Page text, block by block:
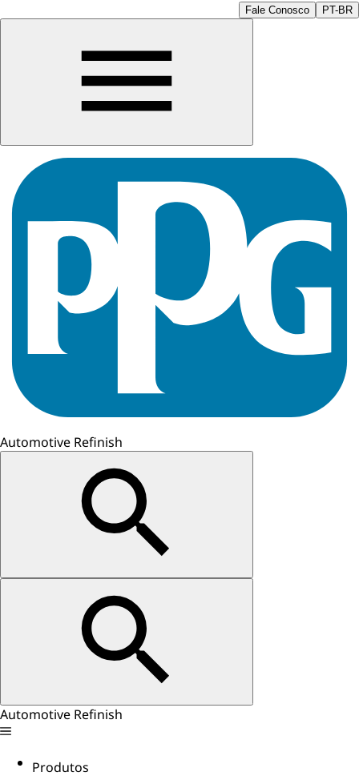
Fale Conosco PT-BR
Automotive Refinish
Automotive Refinish
Produtos